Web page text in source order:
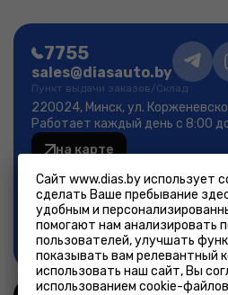
Сайт www.dias.by использует
сделать Ваше пребывание
удобным и
помогают нам анализировать
пользователей, улучшать
показывать вам релевантный
использовать наш сайт, Вы
использованием cookie-
7755
sales@diasauto.by
Пункт выдачи заказов/Склад
220024, Минск, ул.
Работает каждый день с 8:00
на карте
Фирменный магазин
Минск, ул.Лещинского 14А
пн-пт 9:00-19:00; сб-вс 9:00-
на карте